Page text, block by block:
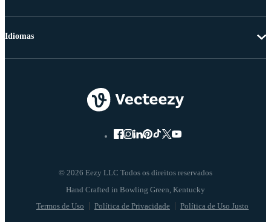
© 2026 Eezy LLC Todos os direitos reservados
Termos de Uso Política de Privacidade Política de Uso Justo
Idiomas